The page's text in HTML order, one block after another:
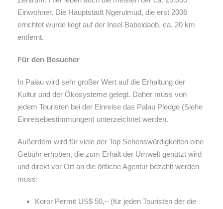
Einwohner. Die Hauptstadt Ngerulmud, die erst 2006
errichtet wurde liegt auf der Insel Babeldaob, ca. 20 km
entfernt.
Für den Besucher
In Palau wird sehr großer Wert auf die Erhaltung der
Kultur und der Ökosysteme gelegt. Daher muss von
jedem Touristen bei der Einreise das Palau Pledge (Siehe
Einreisebestimmungen) unterzeichnet werden.
Außerdem wird für viele der Top Sehenswürdigkeiten eine
Gebühr erhoben, die zum Erhalt der Umwelt genützt wird
und direkt vor Ort an die örtliche Agentur bezahlt werden
muss:
Koror Permit US$ 50,– (für jeden Touristen der die